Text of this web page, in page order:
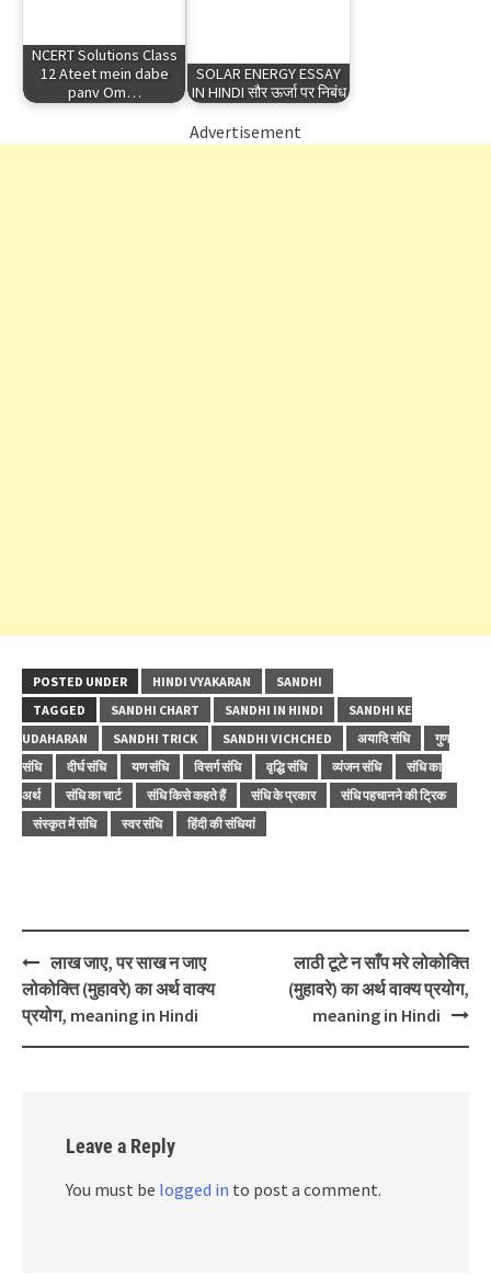
NCERT Solutions Class
12 Ateet mein dabe
panv Om…
SOLAR ENERGY ESSAY
IN HINDI सौर ऊर्जा पर निबंध
Advertisement
POSTED UNDER HINDI VYAKARAN
SANDHI
TAGGED
SANDHI CHART SANDHI IN HINDI
SANDHI KE
UDAHARAN
SANDHI TRICK SANDHI VICHCHED अयादि संधि
गुण
संधि
दीर्घ संधि यण संधि विसर्ग संधि वृद्धि संधि व्यंजन संधि
संधि का
अर्थ
संधि का चार्ट संधि किसे कहते हैं संधि के प्रकार
संधि पहचानने की ट्रिक
संस्कृत में संधि
स्वर संधि हिंदी की संधियां
Post
navigation
लाख जाए, पर साख न जाए
लोकोक्ति (मुहावरे) का अर्थ वाक्य
प्रयोग, meaning in Hindi
लाठी टूटे न साँप मरे लोकोक्ति
(मुहावरे) का अर्थ वाक्य प्रयोग,
meaning in Hindi
Leave a Reply
You must be logged in to post a comment.